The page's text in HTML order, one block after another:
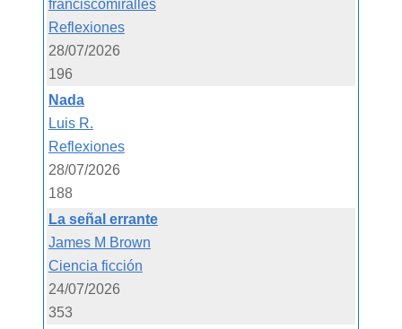
franciscomiralles
Reflexiones
28/07/2026
196
Nada
Luis R.
Reflexiones
28/07/2026
188
La señal errante
James M Brown
Ciencia ficción
24/07/2026
353